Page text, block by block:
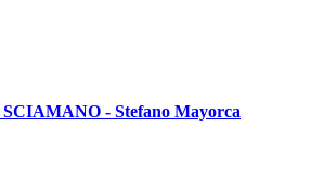
- Stefano Mayorca